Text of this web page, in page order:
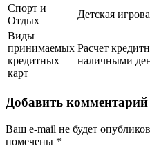
Спорт и
Отдых
Детская
Виды
принимаемых
кредитных
карт
Расчет
наличными
Добавить комментарий
Ваш e-mail не будет
помечены *